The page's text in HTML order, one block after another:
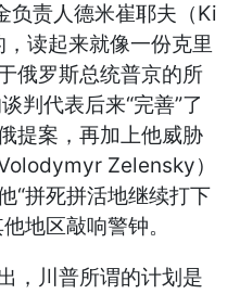
负责人德米崔耶夫（Ki
读起来就像一份克里
俄罗斯总统普京的所
判代表后来“完善”了
提案，再加上他威胁
Zelensky）
“拼死拼活地继续打下
地区敲响警钟。
，川普所谓的计划是